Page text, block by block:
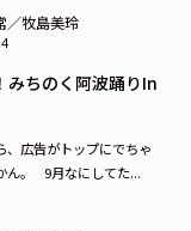
／牧島美玲
みちのく阿波踊りin
、広告がトップにでちゃ
ん。 9月なにしてた...